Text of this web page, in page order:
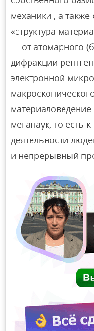
механики , а
«структура
— от атомарного
дифракции
электронной
материаловедение
меганаук, то есть
деятельности
и непрерывный